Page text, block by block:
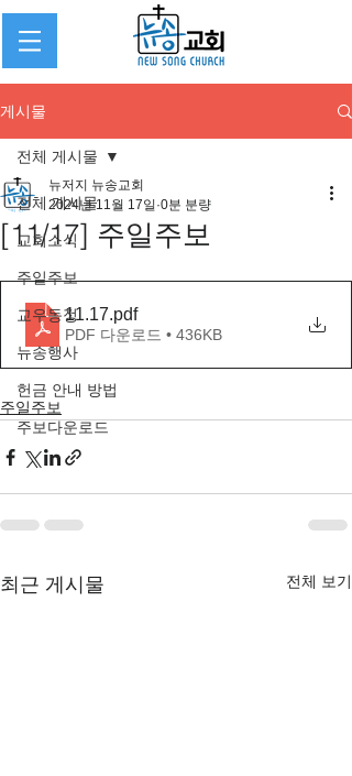
게시물
전체 게시물
교회소식
주일주보
교우동정
뉴송행사
헌금 안내 방법
주보다운로드
전체 게시물
[11/17] 주일주보
뉴저지 뉴송교회
2024년 11월 17일 0분 분량
11.17.pdf
PDF 다운로드 • 436KB
주일주보
최근 게시물 전체 보기